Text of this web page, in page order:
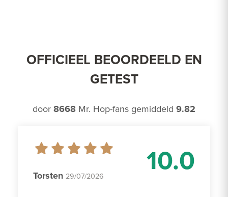
OFFICIEEL BEOORDEELD EN
GETEST
door 8668 Mr. Hop-fans gemiddeld 9.82
10.0
Torsten 29/07/2026